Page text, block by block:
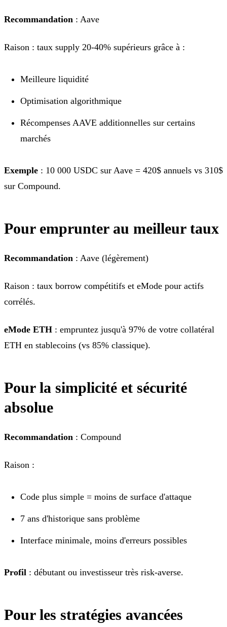
Recommandation : Aave
Raison : taux supply 20-40% supérieurs grâce à :
Meilleure liquidité
Optimisation algorithmique
Récompenses AAVE additionnelles sur certains
marchés
Exemple : 10 000 USDC sur Aave = 420$ annuels vs 310$
sur Compound.
Pour emprunter au meilleur taux
Recommandation : Aave (légèrement)
Raison : taux borrow compétitifs et eMode pour actifs
corrélés.
eMode ETH : empruntez jusqu'à 97% de votre collatéral
ETH en stablecoins (vs 85% classique).
Pour la simplicité et sécurité
absolue
Recommandation : Compound
Raison :
Code plus simple = moins de surface d'attaque
7 ans d'historique sans problème
Interface minimale, moins d'erreurs possibles
Profil : débutant ou investisseur très risk-averse.
Pour les stratégies avancées